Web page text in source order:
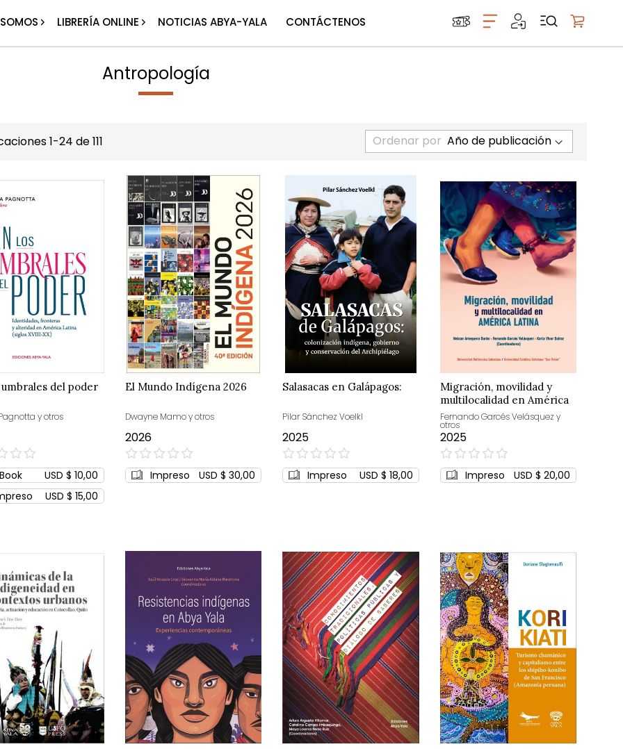
LIBRERÍA ONLINE NOTICIAS ABYA-YALA CONTÁCTENOS
Antropología
1-24 de111 Ordenar por
del poder
y otros
USD $ 10,00
USD $ 15,00
El Mundo Indígena 2026
Dwayne Mamo y otros
2026
0%
Impreso USD $ 30,00
Salasacas en Galápagos:
Pilar Sánchez Voelkl
2025
0%
Impreso USD $ 18,00
Migración, movilidad y
multilocalidad en América
Latina
Fernando Garcés Velásquez y
otros
2025
0%
Impreso USD $ 20,00